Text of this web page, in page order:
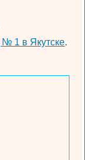
1 в Якутске.